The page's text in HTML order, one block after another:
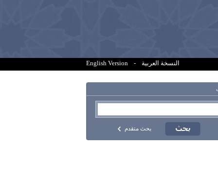
النسخة العربية -
English Version
بحث متقدم